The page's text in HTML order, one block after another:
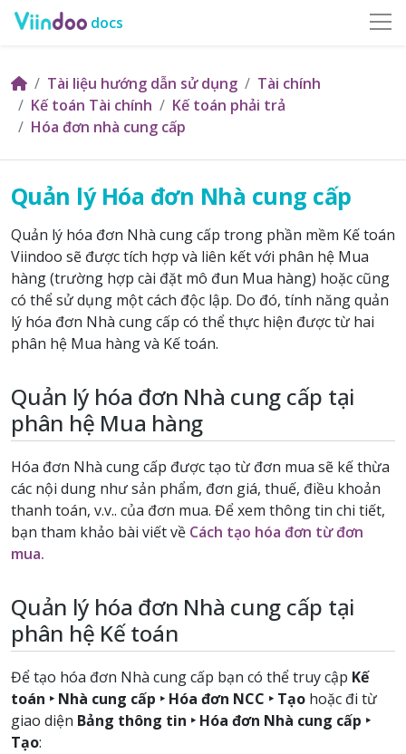
docs
Tài liệu hướng dẫn sử dụng
Tài chính
Kế toán Tài chính
Kế toán phải trả
Hóa đơn nhà cung cấp
Quản lý Hóa đơn Nhà cung cấp
Quản lý hóa đơn Nhà cung cấp trong phần mềm Kế toán
Viindoo sẽ được tích hợp và liên kết với phân hệ Mua
hàng (trường hợp cài đặt mô đun Mua hàng) hoặc cũng
có thể sử dụng một cách độc lập. Do đó, tính năng quản
lý hóa đơn Nhà cung cấp có thể thực hiện được từ hai
phân hệ Mua hàng và Kế toán.
Quản lý hóa đơn Nhà cung cấp tại
phân hệ Mua hàng
Hóa đơn Nhà cung cấp được tạo từ đơn mua sẽ kế thừa
các nội dung như sản phẩm, đơn giá, thuế, điều khoản
thanh toán, v.v.. của đơn mua. Để xem thông tin chi tiết,
bạn tham khảo bài viết về Cách tạo hóa đơn từ đơn
mua.
Quản lý hóa đơn Nhà cung cấp tại
phân hệ Kế toán
Để tạo hóa đơn Nhà cung cấp bạn có thể truy cập Kế
toán ‣ Nhà cung cấp ‣ Hóa đơn NCC ‣ Tạo hoặc đi từ
giao diện Bảng thông tin ‣ Hóa đơn Nhà cung cấp ‣
Tạo: